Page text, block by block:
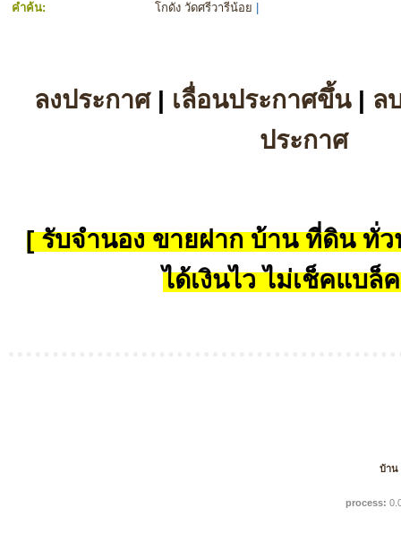
คำค้น:
โกดัง วัดศรีวารีน้อย
ลงประกาศ| เลื่อนประกาศขึ้น| ล
ประกาศ
[ รับจำนอง ขายฝาก บ้าน ที่ดิน ทั่ว
ได้เงินไว ไม่เช็คแบล็
บ้าน
process: